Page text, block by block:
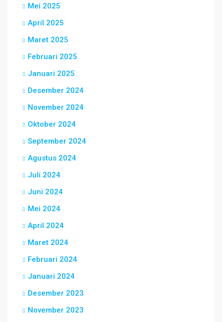
Mei 2025
April 2025
Maret 2025
Februari 2025
Januari 2025
Desember 2024
November 2024
Oktober 2024
September 2024
Agustus 2024
Juli 2024
Juni 2024
Mei 2024
April 2024
Maret 2024
Februari 2024
Januari 2024
Desember 2023
November 2023